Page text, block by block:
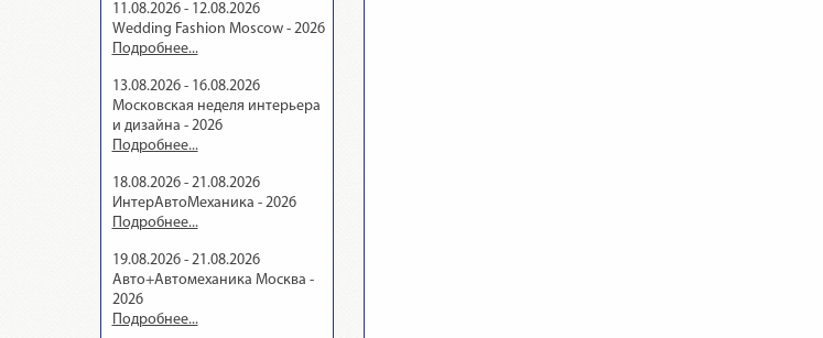
11.08.2026 - 12.08.2026
Wedding Fashion Moscow - 2026
Подробнее...
13.08.2026 - 16.08.2026
Московская неделя интерьера
и дизайна - 2026
Подробнее...
18.08.2026 - 21.08.2026
ИнтерАвтоМеханика - 2026
Подробнее...
19.08.2026 - 21.08.2026
Авто+Автомеханика Москва -
2026
Подробнее...